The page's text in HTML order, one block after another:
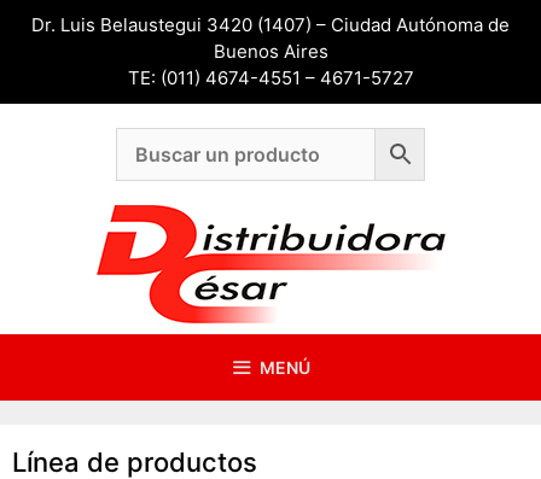
SaltarDr. Luis Belaustegui 3420 (1407) – Ciudad Autónoma de
Buenos Aires
TE: (011) 4674-4551 – 4671-5727
MENÚ
Línea de productos